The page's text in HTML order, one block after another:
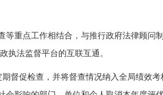
等重点工作相结合，与推行政府法律顾
执法监督平台的互联互通。
督促检查，并将督查情况纳入全局绩效